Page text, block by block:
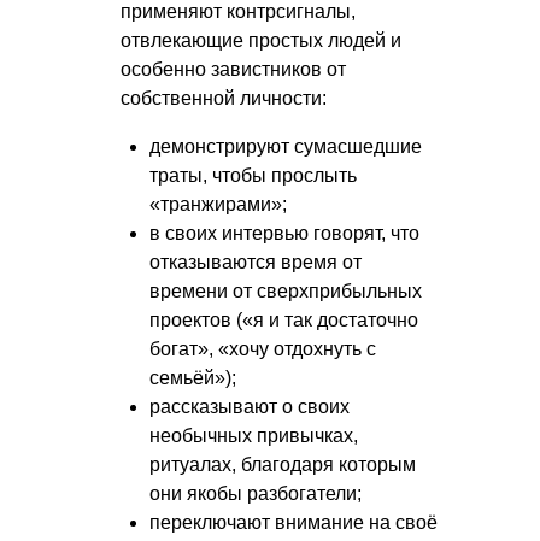
применяют контрсигналы,
отвлекающие простых людей и
особенно завистников от
собственной личности:
демонстрируют сумасшедшие
траты, чтобы прослыть
«транжирами»;
в своих интервью говорят, что
отказываются время от
времени от сверхприбыльных
проектов («я и так достаточно
богат», «хочу отдохнуть с
семьёй»);
рассказывают о своих
необычных привычках,
ритуалах, благодаря которым
они якобы разбогатели;
переключают внимание на своё